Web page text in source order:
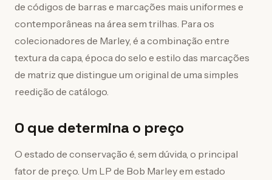
de códigos de barras e marcações mais uniformes e
contemporâneas na área sem trilhas. Para os
colecionadores de Marley, é a combinação entre
textura da capa, época do selo e estilo das marcações
de matriz que distingue um original de uma simples
reedição de catálogo.
O que determina o preço
O estado de conservação é, sem dúvida, o principal
fator de preço. Um LP de Bob Marley em estado